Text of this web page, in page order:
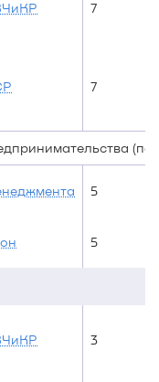
7
7
(по
5
5
3